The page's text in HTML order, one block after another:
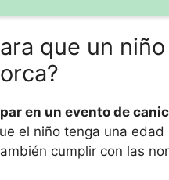
que un
en un evento de
el niño tenga una
cumplir con las